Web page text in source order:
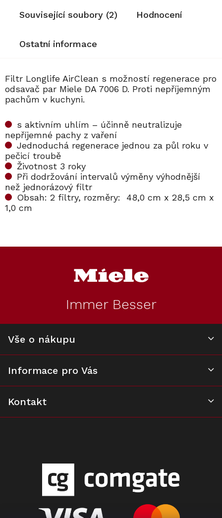
Související soubory (2) Hodnocení
Ostatní informace
Filtr Longlife AirClean s možností regenerace pro
odsavač par Miele DA 7006 D. Proti nepříjemným
pachům v kuchyni.
s aktivním uhlím – účinně neutralizuje
nepříjemné pachy z vaření
Jednoduchá regenerace jednou za půl roku v
pečicí troubě
Životnost 3 roky
Při dodržování intervalů výměny výhodnější
než jednorázový filtr
Obsah: 2 filtry, rozměry: 48,0 cm x 28,5 cm x
1,0 cm
Immer Besser
Vše o nákupu
Informace pro Vás
Kontakt